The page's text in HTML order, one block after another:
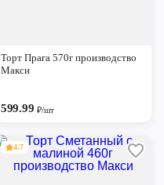
Торт Прага 570г производство
Макси
599.99 ₽/шт
4.7